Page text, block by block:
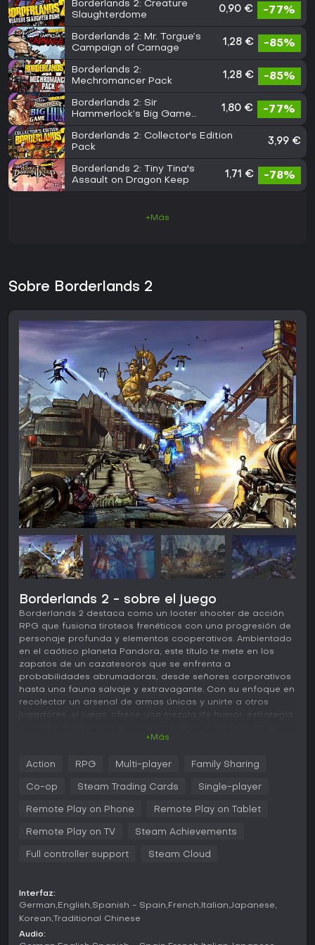
Borderlands 2: Creature
Slaughterdome
0,90 € -77%
Borderlands 2: Mr. Torgue’s
Campaign of Carnage
1,28 € -85%
Borderlands 2:
Mechromancer Pack
1,28 € -85%
Borderlands 2: Sir
Hammerlock’s Big Game
1,80 € -77%
Borderlands 2: Collector's Edition
Pack
3,99 €
Borderlands 2: Tiny Tina's
Assault on Dragon Keep
1,71 € -78%
+Más
Sobre Borderlands 2
Borderlands 2 - sobre el juego
Borderlands 2 destaca como un looter shooter de acción
RPG que fusiona tiroteos frenéticos con una progresión de
personaje profunda y elementos cooperativos. Ambientado
en el caótico planeta Pandora, este título te mete en los
zapatos de un cazatesoros que se enfrenta a
probabilidades abrumadoras, desde señores corporativos
hasta una fauna salvaje y extravagante. Con su enfoque en
recolectar un arsenal de armas únicas y unirte a otros
jugadores, el juego ofrece una mezcla de humor, estrategia
aventuras en solitario como a los del multijugador
explorar entornos vastos e impredecibles mientras te lanzas
clases únicas: la Siren, con potentes habilidades
automáticas de apoyo; el Gunzerker, capaz de empuñar
acción especial que potencia tus tácticas de combate,
como atravesar enemigos o invocar señuelos.
Las mecánicas de combate resaltan la variedad de armas,
+Más
Action RPG Multi-player Family Sharing
Co-op Steam Trading Cards Single-player
Remote Play on Phone Remote Play on Tablet
Remote Play on TV Steam Achievements
Full controller support Steam Cloud
Interfaz:
German English Spanish - Spain French Italian Japanese
Korean
Traditional Chinese
Audio: